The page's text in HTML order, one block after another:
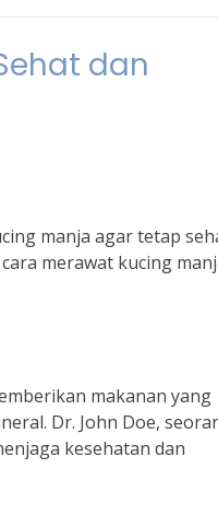
dan
manja agar tetap
merawat kucing
makanan yang
Dr. John Doe,
kesehatan dan